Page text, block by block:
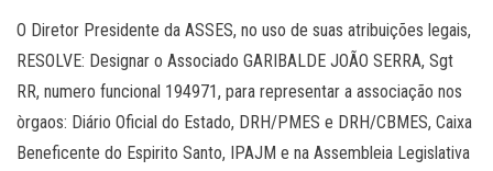
O Diretor Presidente da ASSES, no uso de suas atribuições legais,
RESOLVE: Designar o Associado GARIBALDE JOÃO SERRA, Sgt
RR, numero funcional 194971, para representar a associação nos
òrgaos: Diário Oficial do Estado, DRH/PMES e DRH/CBMES, Caixa
Beneficente do Espirito Santo, IPAJM e na Assembleia Legislativa